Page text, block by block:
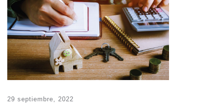
29 septiembre, 2022